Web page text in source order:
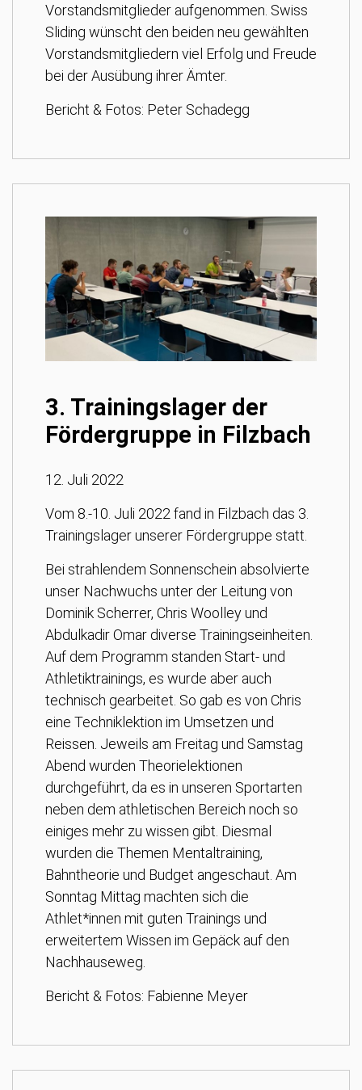
Vorstandsmitglieder aufgenommen. Swiss
Sliding wünscht den beiden neu gewählten
Vorstandsmitgliedern viel Erfolg und Freude
bei der Ausübung ihrer Ämter.
Bericht & Fotos: Peter Schadegg
3. Trainingslager der
Fördergruppe in Filzbach
12. Juli 2022
Vom 8.-10. Juli 2022 fand in Filzbach das 3.
Trainingslager unserer Fördergruppe statt.
Bei strahlendem Sonnenschein absolvierte
unser Nachwuchs unter der Leitung von
Dominik Scherrer, Chris Woolley und
Abdulkadir Omar diverse Trainingseinheiten.
Auf dem Programm standen Start- und
Athletiktrainings, es wurde aber auch
technisch gearbeitet. So gab es von Chris
eine Techniklektion im Umsetzen und
Reissen. Jeweils am Freitag und Samstag
Abend wurden Theorielektionen
durchgeführt, da es in unseren Sportarten
neben dem athletischen Bereich noch so
einiges mehr zu wissen gibt. Diesmal
wurden die Themen Mentaltraining,
Bahntheorie und Budget angeschaut. Am
Sonntag Mittag machten sich die
Athlet*innen mit guten Trainings und
erweitertem Wissen im Gepäck auf den
Nachhauseweg.
Bericht & Fotos: Fabienne Meyer